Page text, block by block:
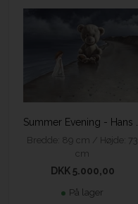
Bredde: 89 cm / Højde: 73
cm
DKK 5.000,00
På lager